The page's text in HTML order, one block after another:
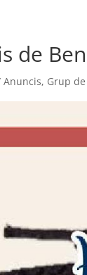
de
Anuncis, Grup